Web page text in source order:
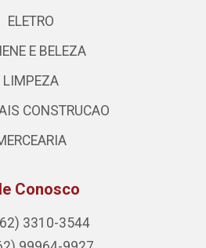
ELETRO
E BELEZA
LIMPEZA
CONSTRUCAO
Conosco
3310-3544